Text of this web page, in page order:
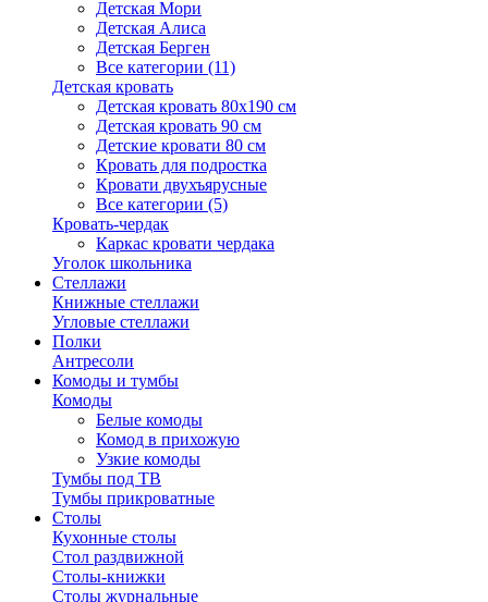
Детская Мори
Детская Алиса
Детская Берген
Все категории (11)
Детская кровать
Детская кровать 80х190 см
Детская кровать 90 см
Детские кровати 80 см
Кровать для подростка
Кровати двухъярусные
Все категории (5)
Кровать-чердак
Каркас кровати чердака
Уголок школьника
Стеллажи
Книжные стеллажи
Угловые стеллажи
Полки
Антресоли
Комоды и тумбы
Комоды
Белые комоды
Комод в прихожую
Узкие комоды
Тумбы под ТВ
Тумбы прикроватные
Столы
Кухонные столы
Стол раздвижной
Столы-книжки
Столы журнальные